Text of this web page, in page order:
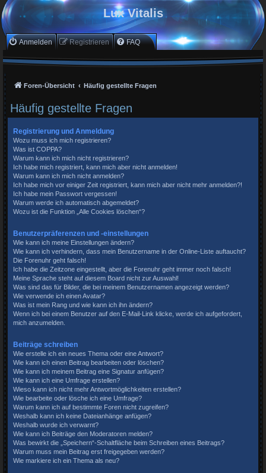
Lux Vitalis
Anmelden Registrieren FAQ
Foren-Übersicht Häufig gestellte Fragen
Häufig gestellte Fragen
Registrierung und Anmeldung
Wozu muss ich mich registrieren?
Was ist COPPA?
Warum kann ich mich nicht registrieren?
Ich habe mich registriert, kann mich aber nicht anmelden!
Warum kann ich mich nicht anmelden?
Ich habe mich vor einiger Zeit registriert, kann mich aber nicht mehr anmelden?!
Ich habe mein Passwort vergessen!
Warum werde ich automatisch abgemeldet?
Wozu ist die Funktion „Alle Cookies löschen“?
Benutzerpräferenzen und -einstellungen
Wie kann ich meine Einstellungen ändern?
Wie kann ich verhindern, dass mein Benutzername in der Online-Liste auftaucht?
Die Forenuhr geht falsch!
Ich habe die Zeitzone eingestellt, aber die Forenuhr geht immer noch falsch!
Meine Sprache steht auf diesem Board nicht zur Auswahl!
Was sind das für Bilder, die bei meinem Benutzernamen angezeigt werden?
Wie verwende ich einen Avatar?
Was ist mein Rang und wie kann ich ihn ändern?
Wenn ich bei einem Benutzer auf den E-Mail-Link klicke, werde ich aufgefordert,
mich anzumelden.
Beiträge schreiben
Wie erstelle ich ein neues Thema oder eine Antwort?
Wie kann ich einen Beitrag bearbeiten oder löschen?
Wie kann ich meinem Beitrag eine Signatur anfügen?
Wie kann ich eine Umfrage erstellen?
Wieso kann ich nicht mehr Antwortmöglichkeiten erstellen?
Wie bearbeite oder lösche ich eine Umfrage?
Warum kann ich auf bestimmte Foren nicht zugreifen?
Weshalb kann ich keine Dateianhänge anfügen?
Weshalb wurde ich verwarnt?
Wie kann ich Beiträge den Moderatoren melden?
Was bewirkt die „Speichern“-Schaltfläche beim Schreiben eines Beitrags?
Warum muss mein Beitrag erst freigegeben werden?
Wie markiere ich ein Thema als neu?